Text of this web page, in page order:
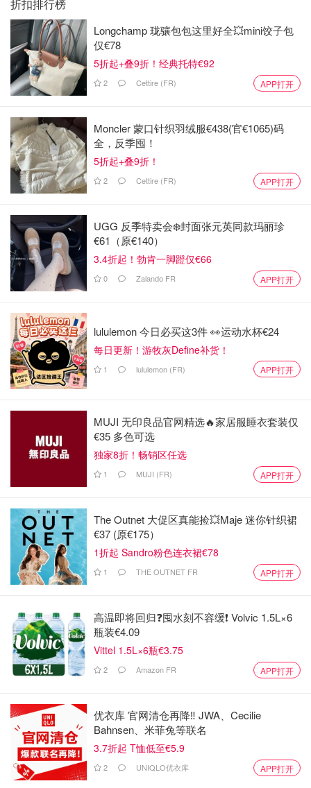
折扣排行榜
Longchamp 珑骧包包这里好全💥mini饺子包
仅€78
5折起+叠9折！经典托特€92
2 Cettire (FR) APP打开
Moncler 蒙口针织羽绒服€438(官€1065)码
全，反季囤！
5折起+叠9折！
2 Cettire (FR) APP打开
UGG 反季特卖会❄️封面张元英同款玛丽珍
€61（原€140）
3.4折起！勃肯一脚蹬仅€66
0 Zalando FR APP打开
lululemon 今日必买这3件 👀运动水杯€24
每日更新！游牧灰Define补货！
1 lululemon (FR) APP打开
MUJI 无印良品官网精选🔥家居服睡衣套装仅
€35 多色可选
独家8折！畅销区任选
1 MUJI (FR) APP打开
The Outnet 大促区真能捡💥Maje 迷你针织裙
€37 (原€175）
1折起 Sandro粉色连衣裙€78
1 THE OUTNET FR APP打开
高温即将回归❓囤水刻不容缓❗️ Volvic 1.5L×6
瓶装€4.09
Vittel 1.5L×6瓶€3.75
2 Amazon FR APP打开
优衣库 官网清仓再降‼️ JWA、Cecilie
Bahnsen、米菲兔等联名
3.7折起 T恤低至€5.9
2 UNIQLO优衣库 APP打开